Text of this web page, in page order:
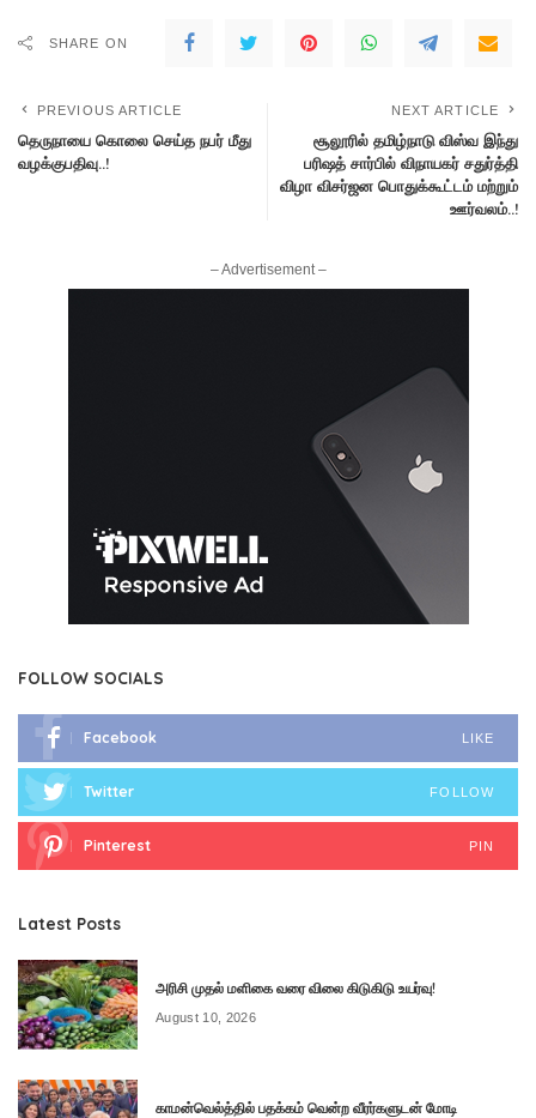
SHARE ON
PREVIOUS ARTICLE
தெருநாயை கொலை செய்த நபர் மீது
வழக்குபதிவு..!
NEXT ARTICLE
சூலூரில் தமிழ்நாடு விஸ்வ இந்து
பரிஷத் சார்பில் விநாயகர் சதுர்த்தி
விழா விசர்ஜன பொதுக்கூட்டம் மற்றும்
ஊர்வலம்..!
– Advertisement –
FOLLOW SOCIALS
Facebook LIKE
Twitter FOLLOW
Pinterest PIN
Latest Posts
அரிசி முதல் மளிகை வரை விலை கிடுகிடு உயர்வு!
August 10, 2026
காமன்வெல்த்தில் பதக்கம் வென்ற வீரர்களுடன் மோடி